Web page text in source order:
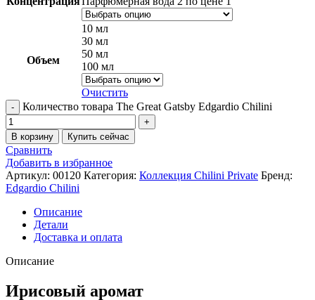
Объем
10 мл
30 мл
50 мл
100 мл
Очистить
Количество товара The Great Gatsby Edgardio Chilini
В корзину Купить сейчас
Сравнить
Добавить в избранное
Артикул: 00120 Категория: Коллекция Chilini Private Бренд:
Edgardio Chilini
Описание
Детали
Доставка и оплата
Описание
Ирисовый аромат